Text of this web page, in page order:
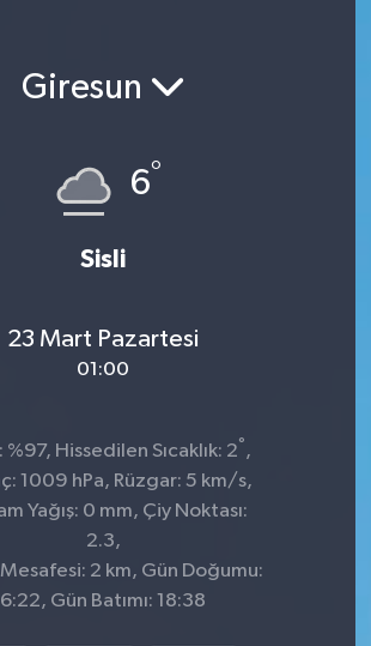
Giresun
6°
Sisli
23 Mart Pazartesi
01:00
%97, Hissedilen Sıcaklık: 2° ,
1009 hPa, Rüzgar: 5 km/s,
Yağış: 0 mm, Çiy Noktası:
2.3,
2 km, Gün Doğumu:
6:22, Gün Batımı: 18:38